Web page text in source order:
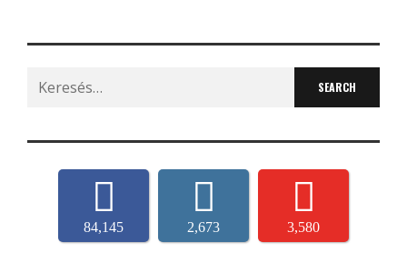
Search
for:
84,145 2,673 3,580